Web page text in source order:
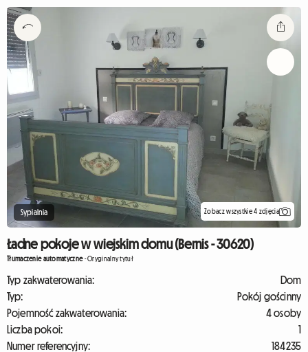
Sypialnia Zobacz wszystkie 4 zdjęcia
Ładne pokoje w wiejskim domu (Bernis - 30620)
Tłumaczenie automatyczne-Oryginalny tytuł
Typ zakwaterowania:
Dom
Typ:
Pokój gościnny
Pojemność zakwaterowania:
4 osoby
Liczba pokoi:
1
Numer referencyjny:
184235